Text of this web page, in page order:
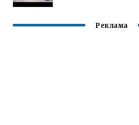
Реклама